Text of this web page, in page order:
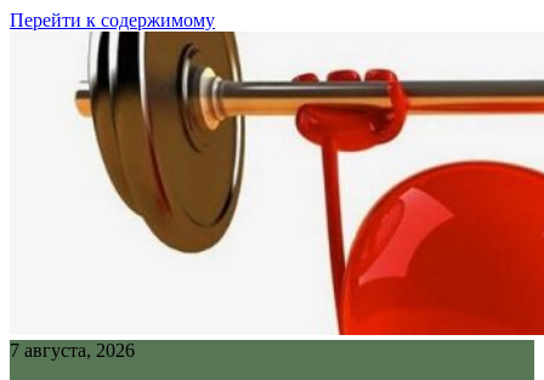
Перейти к содержимому
7 августа, 2026